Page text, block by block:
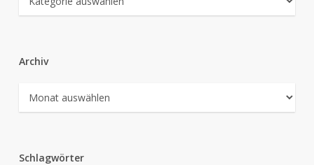
Archiv
Archiv
Schlagwörter